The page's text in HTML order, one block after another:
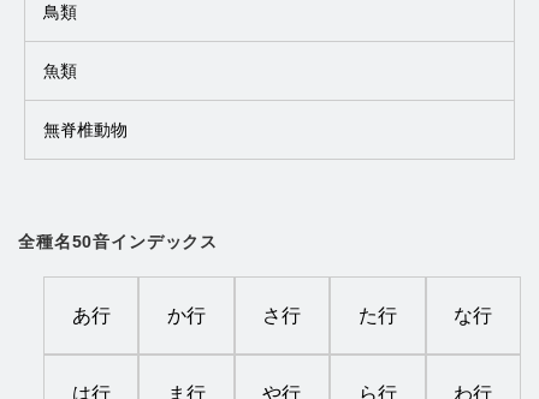
鳥類
魚類
無脊椎動物
全種名50音インデックス
あ行 か行 さ行 た行 な行
は行 ま行 や行 ら行 わ行